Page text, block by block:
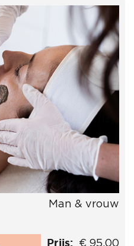
Man & vrouw
Prijs: € 95,00